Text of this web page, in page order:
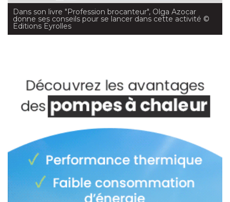
Dans son livre "Profession brocanteur", Olga Azocar
donne ses conseils pour se lancer dans cette activité ©
Editions Eyrolles